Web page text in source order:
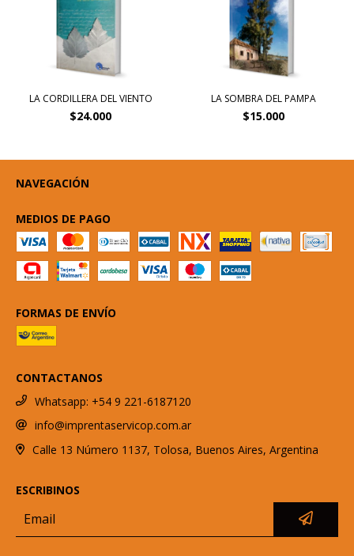
LA CORDILLERA DEL VIENTO
$24.000
LA SOMBRA DEL PAMPA
$15.000
NAVEGACIÓN
MEDIOS DE PAGO
FORMAS DE ENVÍO
CONTACTANOS
Whatsapp: +54 9 221-6187120
info@imprentaservicop.com.ar
Calle 13 Número 1137, Tolosa, Buenos Aires, Argentina
ESCRIBINOS